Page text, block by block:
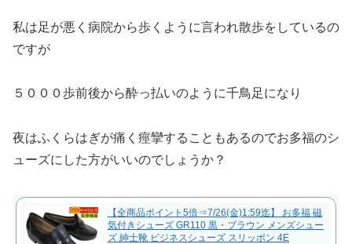
私は足が悪く病院から歩くように言われ散歩をしているの
ですが
５０００歩前後から酔っ払いのように千鳥足になり
夜はふくらはぎが痛く痙攣することもあるのでお多福のシ
ューズにした方がいいのでしょうか？
【全商品ポイント5倍⇒7/26(金)1:59迄】 お多福 磁
気付きシューズ GR110 黒・ブラウン メンズシュー
ズ 紳士靴 ビジネスシューズ スリッポン 4E